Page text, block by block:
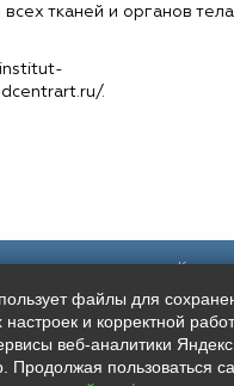
тканей и органов тела.
.
2, вход в
- 18:00
+7 (921)
+7 (991)
файлы для
настроек и корректной
веб-аналитики
Продолжая пользоваться